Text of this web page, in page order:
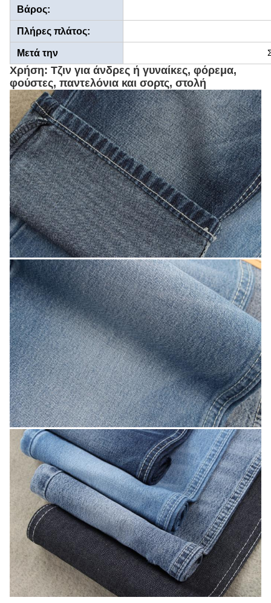
Βάρος:
Πλήρες πλάτος:
Μετά την
ολοκλήρωση:
Χρήση: Τζιν για άνδρες ή γυναίκες, φόρεμα,
φούστες, παντελόνια και σορτς, στολή